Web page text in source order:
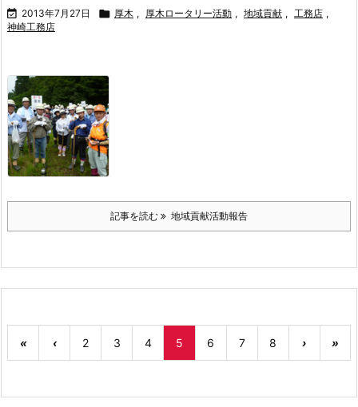
 2013年7月27日  厚木 , 厚木ロータリー活動 , 地域貢献 , 工務店 ,
神崎工務店
記事を読む 地域貢献活動報告
« ‹ 2 3 4 5 6 7 8 › »